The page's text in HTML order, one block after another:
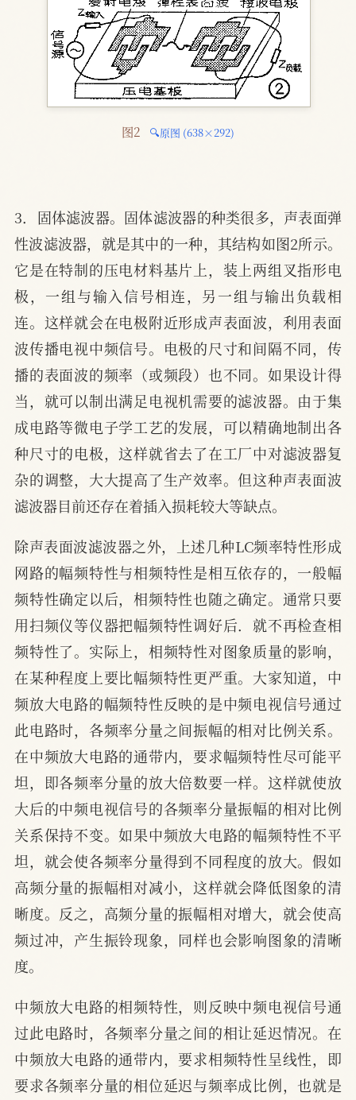
图2 🔍原图 (638×292)
3．固体滤波器。固体滤波器的种类很多，声表面弹
性波滤波器，就是其中的一种，其结构如图2所示。
它是在特制的压电材料基片上，装上两组叉指形电
极，一组与输入信号相连，另一组与输出负载相
连。这样就会在电极附近形成声表面波，利用表面
波传播电视中频信号。电极的尺寸和间隔不同，传
播的表面波的频率（或频段）也不同。如果设计得
当，就可以制出满足电视机需要的滤波器。由于集
成电路等微电子学工艺的发展，可以精确地制出各
种尺寸的电极，这样就省去了在工厂中对滤波器复
杂的调整，大大提高了生产效率。但这种声表面波
滤波器目前还存在着插入损耗较大等缺点。
除声表面波滤波器之外，上述几种LC频率特性形成
网路的幅频特性与相频特性是相互依存的，一般幅
频特性确定以后，相频特性也随之确定。通常只要
用扫频仪等仪器把幅频特性调好后．就不再检查相
频特性了。实际上，相频特性对图象质量的影响，
在某种程度上要比幅频特性更严重。大家知道，中
频放大电路的幅频特性反映的是中频电视信号通过
此电路时，各频率分量之间振幅的相对比例关系。
在中频放大电路的通带内，要求幅频特性尽可能平
坦，即各频率分量的放大倍数要一样。这样就使放
大后的中频电视信号的各频率分量振幅的相对比例
关系保持不变。如果中频放大电路的幅频特性不平
坦，就会使各频率分量得到不同程度的放大。假如
高频分量的振幅相对减小，这样就会降低图象的清
晰度。反之，高频分量的振幅相对增大，就会使高
频过冲，产生振铃现象，同样也会影响图象的清晰
度。
中频放大电路的相频特性，则反映中频电视信号通
过此电路时，各频率分量之间的相让延迟情况。在
中频放大电路的通带内，要求相频特性呈线性，即
要求各频率分量的相位延迟与频率成比例，也就是